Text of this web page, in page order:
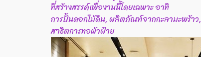
ที่สร้างสรรค์เพื่องานนี้โดยเฉพาะ อาทิ
การปั้นดอกไม้ดิน, ผลิตภัณฑ์จากกะลามะพร้าว,
สาธิตการทอผ้าฝ้าย